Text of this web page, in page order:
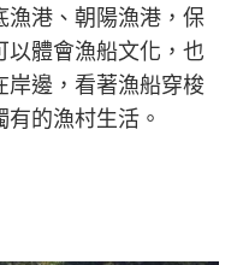
漁港、朝陽漁港，保
體會漁船文化，也
邊，看著漁船穿梭
的漁村生活。